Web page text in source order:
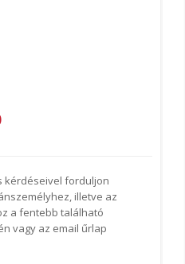
kérdéseivel forduljon
illetve az
a fentebb található
vagy az email űrlap